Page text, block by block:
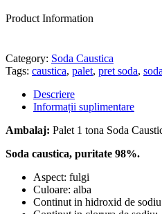
Product Information
Category: Soda Caustica
Tags: caustica, palet, pret soda, soda
Descriere
Informații suplimentare
Ambalaj: Palet 1 tona Soda
Soda caustica, puritate 98%.
Aspect: fulgi
Culoare: alba
Continut in hidroxid de